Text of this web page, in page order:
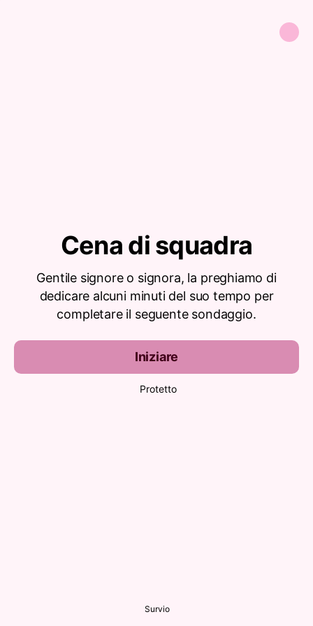
Cena di squadra
Gentile signore o signora, la preghiamo di
dedicare alcuni minuti del suo tempo per
completare il seguente sondaggio.
Iniziare
Protetto
Survio